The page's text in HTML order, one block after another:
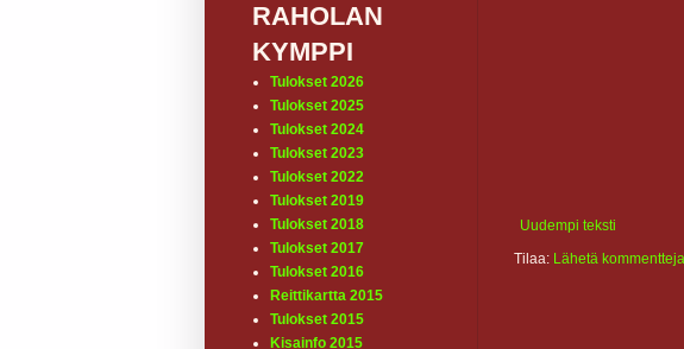
Uudempi teksti
Tilaa: Lähetä
RAHOLAN
KYMPPI
Tulokset 2026
Tulokset 2025
Tulokset 2024
Tulokset 2023
Tulokset 2022
Tulokset 2019
Tulokset 2018
Tulokset 2017
Tulokset 2016
Reittikartta 2015
Tulokset 2015
Kisainfo 2015